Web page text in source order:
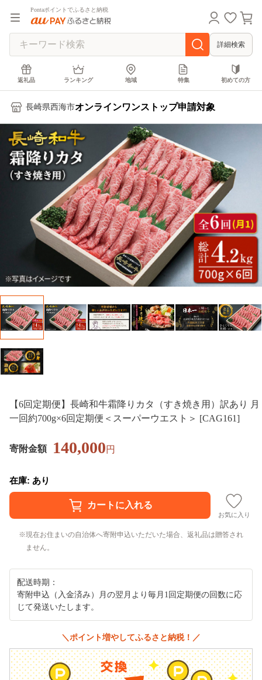
Pontaポイントでふるさと納税
詳細検索
返礼品 ランキング 地域 特集 初めての方
長崎県西海市オンラインワンストップ申請対象
【6回定期便】長崎和牛霜降りカタ（すき焼き用）訳あり 月
一回約700g×6回定期便＜スーパーウエスト＞ [CAG161]
寄附金額 140,000円
在庫: あり
お気に入り
現在お住まいの自治体へ寄附申込いただいた場合、返礼品は贈答され
ません。
配送時期：
寄附申込（入金済み）月の翌月より毎月1回定期便の回数に応
じて発送いたします。
＼ポイント増やしてふるさと納税！／